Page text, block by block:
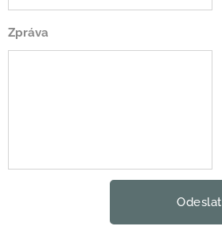
Zpráva
Odeslat